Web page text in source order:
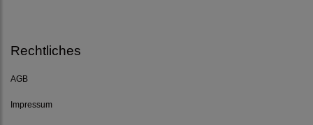
Rechtliches
AGB
Impressum